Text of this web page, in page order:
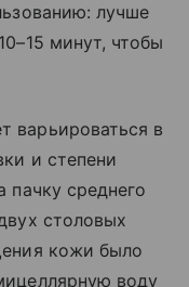
лучше
минут, чтобы
варьироваться в
и степени
пачку среднего
столовых
кожи было
воду